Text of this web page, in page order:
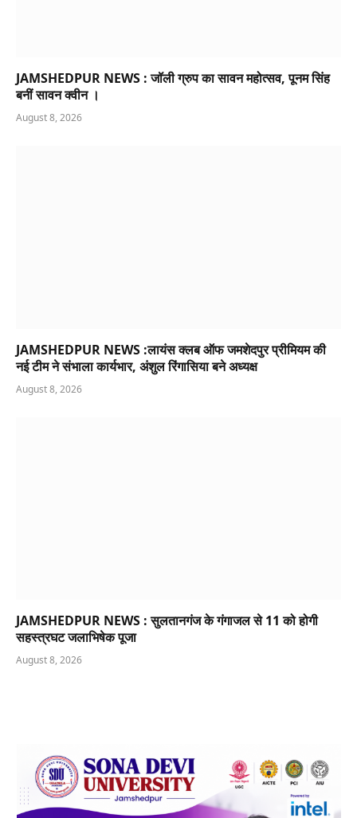
JAMSHEDPUR NEWS : जॉली ग्रुप का सावन महोत्सव, पूनम सिंह
बनीं सावन क्वीन ।
August 8, 2026
JAMSHEDPUR NEWS :लायंस क्लब ऑफ जमशेदपुर प्रीमियम की
नई टीम ने संभाला कार्यभार, अंशुल रिंगासिया बने अध्यक्ष
August 8, 2026
JAMSHEDPUR NEWS : सुलतानगंज के गंगाजल से 11 को होगी
सहस्त्रघट जलाभिषेक पूजा
August 8, 2026